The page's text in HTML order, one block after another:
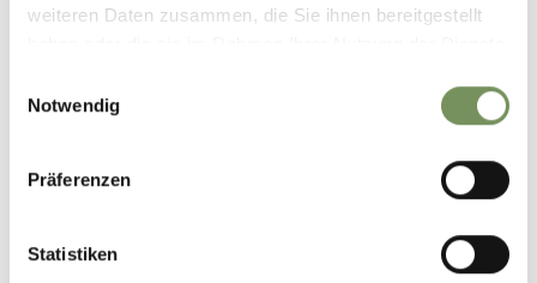
weiteren Daten zusammen, die Sie ihnen bereitgestellt
Notwendig
Präferenzen
Statistiken
chiuso apre alle 12:00
lunedì
giovedì
venerdì
www.goetzfried.it